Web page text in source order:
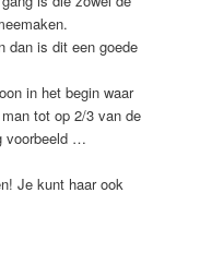
dan is dit een goede
in het begin waar
tot op 2/3 van de
voorbeeld …
Je kunt haar ook